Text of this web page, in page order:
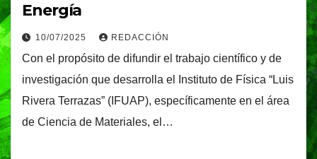
Energía
10/07/2025 REDACCIÓN
Con el propósito de difundir el trabajo científico y de
investigación que desarrolla el Instituto de Física “Luis
Rivera Terrazas” (IFUAP), específicamente en el área
de Ciencia de Materiales, el…